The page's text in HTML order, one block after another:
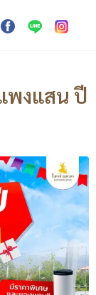
พงแสน ปี